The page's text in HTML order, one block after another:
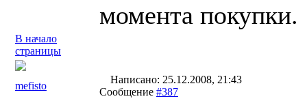
момента покупки.
В начало
страницы
mefisto
Написано: 25.12.2008, 21:43
Сообщение #387